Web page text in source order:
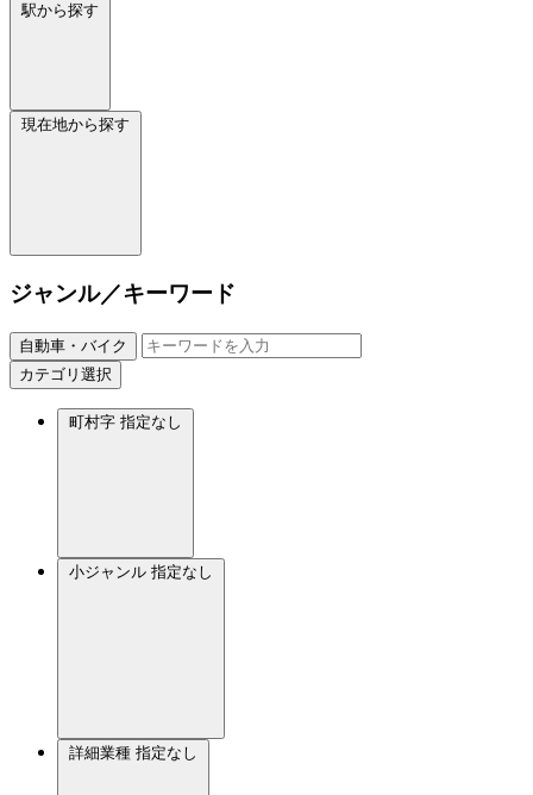
駅から探す
現在地から探す
ジャンル／キーワード
自動車・バイク
カテゴリ選択
町村字 指定なし
小ジャンル 指定なし
詳細業種 指定なし